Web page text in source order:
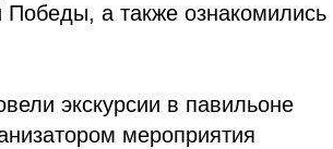
а также ознакомились
экскурсии в павильоне
мероприятия